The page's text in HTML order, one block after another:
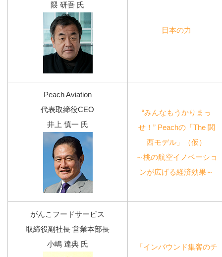
隈 研吾 氏
日本の力
Peach Aviation
代表取締役CEO
井上 慎一 氏
“みんなもうかりまっ
せ！” Peachの「The 関
西モデル」（仮）
～桃の航空イノベーショ
ンが広げる経済効果～
がんこフードサービス
取締役副社長 営業本部長
小嶋 達典 氏
「インバウンド集客のチ